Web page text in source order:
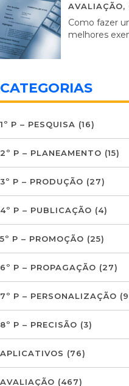
AVALIAÇÃO,
Como fazer
melhores
CATEGORIAS
1º P – PESQUISA (16)
2º P – PLANEAMENTO (15)
3º P – PRODUÇÃO (27)
4º P – PUBLICAÇÃO (4)
5º P – PROMOÇÃO (25)
6º P – PROPAGAÇÃO (27)
7º P – PERSONALIZAÇÃO
8º P – PRECISÃO (3)
APLICATIVOS (76)
AVALIAÇÃO (467)